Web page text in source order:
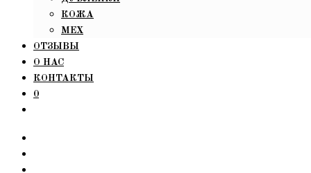
КОЖА
МЕХ
ОТЗЫВЫ
О НАС
КОНТАКТЫ
0